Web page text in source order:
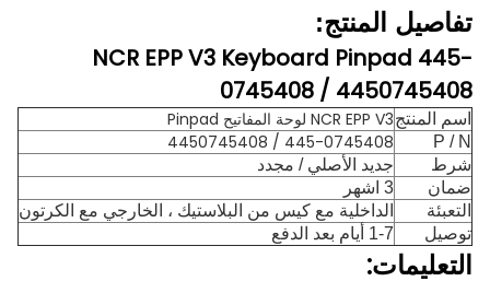
تفاصيل المنتج:
NCR EPP V3 Keyboard Pinpad 445-
0745408 / 4450745408
اسم المنتجNCR EPP V3 لوحة المفاتيح Pinpad
P / N
445-0745408 / 4450745408
شرط
جديد الأصلي / مجدد
ضمان
3 اشهر
التعبئة
الداخلية مع كيس من البلاستيك ، الخارجي مع الكرتون
توصيل
1-7 أيام بعد الدفع
التعليمات: